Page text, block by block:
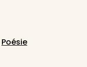
Poésie